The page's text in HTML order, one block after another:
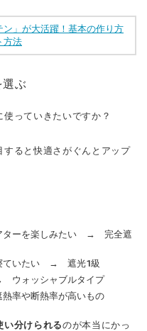
」が大活躍！基本の作り方
方法
ぶ
っていきたいですか？
すると快適さがぐんとアップ
ターを楽しみたい → 完全遮
ていたい → 遮光1級
ウォッシャブルタイプ
率や断熱率が高いもの
い分けられるのが本当にかっ